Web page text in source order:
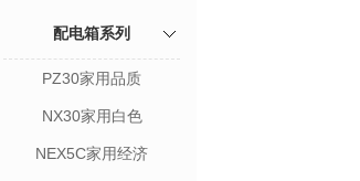
配电箱系列
PZ30家用品质
NX30家用白色
NEX5C家用经济